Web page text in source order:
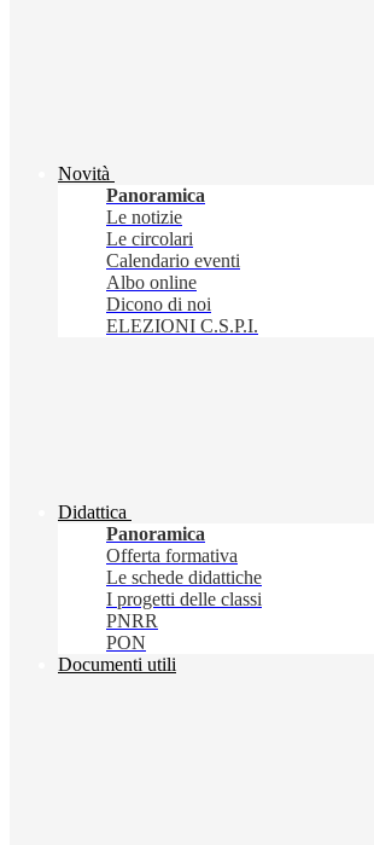
Novità
Panoramica
Le notizie
Le circolari
Calendario eventi
Albo online
Dicono di noi
ELEZIONI C.S.P.I.
Didattica
Panoramica
Offerta formativa
Le schede didattiche
I progetti delle classi
PNRR
PON
Documenti utili